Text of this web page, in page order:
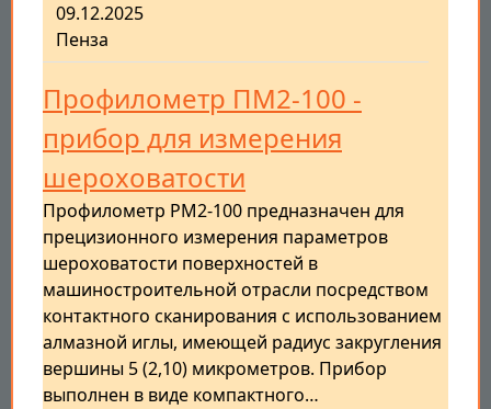
09.12.2025
Пенза
Профилометр ПМ2-100 -
прибор для измерения
шероховатости
Профилометр PM2-100 предназначен для
прецизионного измерения параметров
шероховатости поверхностей в
машиностроительной отрасли посредством
контактного сканирования с использованием
алмазной иглы, имеющей радиус закругления
вершины 5 (2,10) микрометров. Прибор
выполнен в виде компактного…